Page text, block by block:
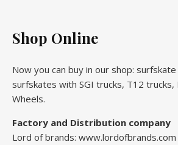
Shop Online
Now you can buy in our shop:
surfskates with SGI trucks, T12 trucks,
Wheels.
Factory and Distribution company
Lord of brands: www.lordofbrands.com